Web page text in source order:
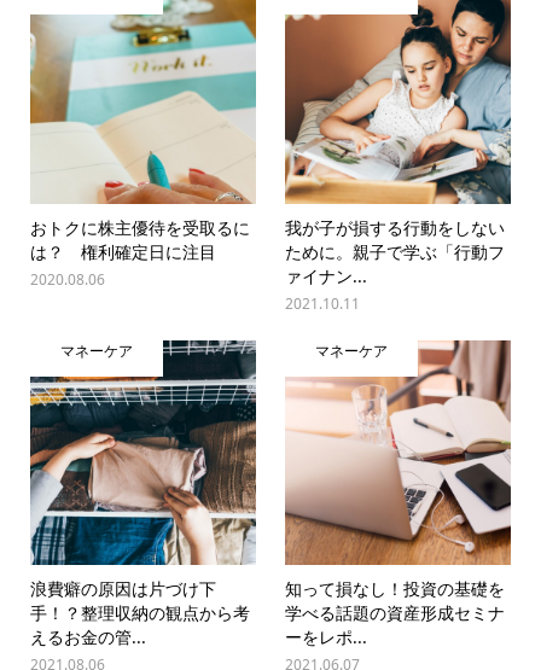
おトクに株主優待を受取るに
は？ 権利確定日に注目
2020.08.06
我が子が損する行動をしない
ために。親子で学ぶ「行動フ
ァイナン...
2021.10.11
マネーケア
浪費癖の原因は片づけ下
手！？整理収納の観点から考
えるお金の管...
2021.08.06
マネーケア
知って損なし！投資の基礎を
学べる話題の資産形成セミナ
ーをレポ...
2021.06.07